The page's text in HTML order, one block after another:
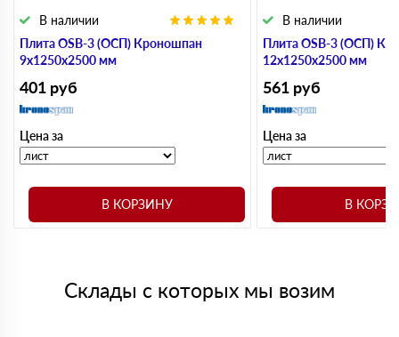
Плита OSB-3 (ОСП) Кроношпан
9х1250х2500 мм
В наличии
401 руб
Цена за
В КОРЗИНУ
Плита OSB-3 (ОСП)
12х1250х2500 мм
В наличии
561 руб
Цена за
В
Склады с которых мы возим